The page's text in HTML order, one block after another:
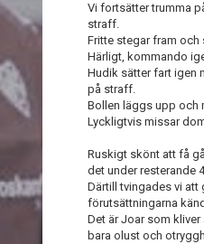
Vi fortsätter trumma
straff.
Fritte stegar fram och
Härligt, kommando
Hudik sätter fart igen
på straff.
Bollen läggs upp och
Lyckligtvis missar
Ruskigt skönt att få
det under resterande
Därtill tvingades vi att
förutsättningarna
Det är Joar som
bara olust och